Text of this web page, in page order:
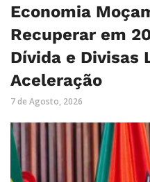
Economia
Recuperar em
Dívida e Divisas
Aceleração
7 de Agosto, 2026